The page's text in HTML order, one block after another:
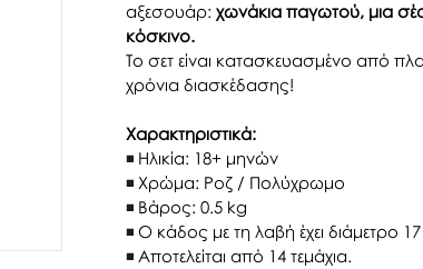
αξεσουάρ: χωνάκια παγωτού, μια
κόσκινο.
Το σετ είναι κατασκευασμένο από
χρόνια διασκέδασης!
Χαρακτηριστικά:
Ηλικία: 18+ μηνών
Χρώμα: Ροζ / Πολύχρωμο
Βάρος: 0.5 kg
Ο κάδος με τη λαβή έχει διάμετρο 17
Αποτελείται από 14 τεμάχια.